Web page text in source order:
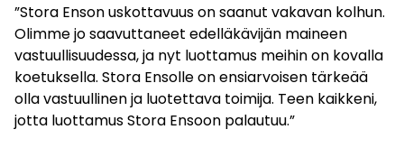
”Stora Enson uskottavuus on saanut vakavan kolhun.
Olimme jo saavuttaneet edelläkävijän maineen
vastuullisuudessa, ja nyt luottamus meihin on kovalla
koetuksella. Stora Ensolle on ensiarvoisen tärkeää
olla vastuullinen ja luotettava toimija. Teen kaikkeni,
jotta luottamus Stora Ensoon palautuu.”